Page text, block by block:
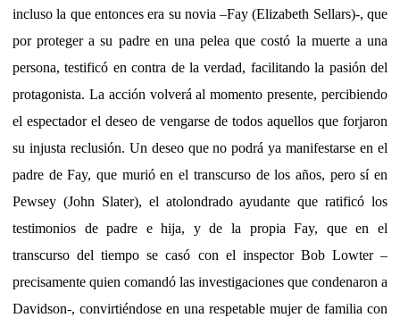
incluso la que entonces era su novia –Fay (Elizabeth Sellars)-, que
por proteger a su padre en una pelea que costó la muerte a una
persona, testificó en contra de la verdad, facilitando la pasión del
protagonista. La acción volverá al momento presente, percibiendo
el espectador el deseo de vengarse de todos aquellos que forjaron
su injusta reclusión. Un deseo que no podrá ya manifestarse en el
padre de Fay, que murió en el transcurso de los años, pero sí en
Pewsey (John Slater), el atolondrado ayudante que ratificó los
testimonios de padre e hija, y de la propia Fay, que en el
transcurso del tiempo se casó con el inspector Bob Lowter –
precisamente quien comandó las investigaciones que condenaron a
Davidson-, convirtiéndose en una respetable mujer de familia con